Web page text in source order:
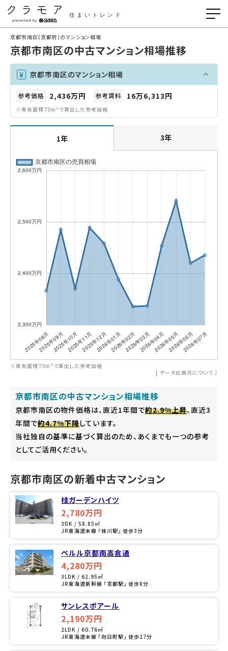
住まいトレンド
京都市南区(京都府)のマンション相場
京都市南区の中古マンション相場推移
京都市南区のマンション相場
参考価格 2,436万円 参考賃料 16万6,313円
※専有面積70m²で算出した参考価格
1年 3年
※専有面積70m²で算出した参考価格
[ データ出典元について ］
京都市南区の中古マンション相場推移
京都市南区の物件価格は、直近1年間で約2.9%上昇、直近3
年間で約4.7%下降しています。
当社独自の基準に基づく算出のため、あくまでも一つの参考
としてご活用ください。
京都市南区の新着中古マンション
桂ガーデンハイツ
2,780万円
3DK / 58.85㎡
JR東海道本線 「桂川駅」 徒歩3分
ペルル京都南高倉通
4,280万円
3LDK / 62.95㎡
JR東海道新幹線 「京都駅」 徒歩8分
サンレスポアール
2,190万円
2LDK / 60.76㎡
JR東海道本線 「向日町駅」 徒歩27分